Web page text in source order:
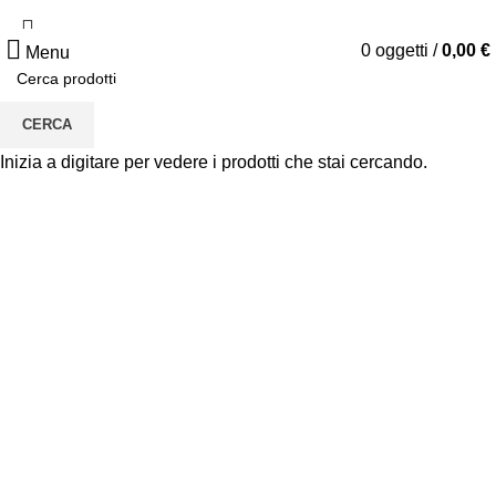
Menu
0 oggetti / 0,00 €
25% DI SCONTO EXTRA CON IL CODICE: HOT25
CERCA
Inizia a digitare per vedere i prodotti che stai cercando.